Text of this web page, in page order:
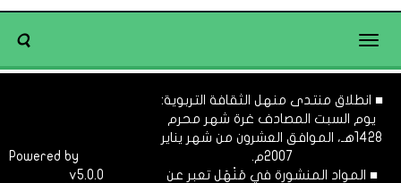
Toggle
■ انطلاق منتدى منهل الثقافة التربوية:
يوم السبت المصادف غرة شهر محرم
1428هـ، الموافق العشرون من شهر يناير
2007م.
■ المواد المنشورة في مَنْهَل تعبر عن
Powered by
v5.0.0